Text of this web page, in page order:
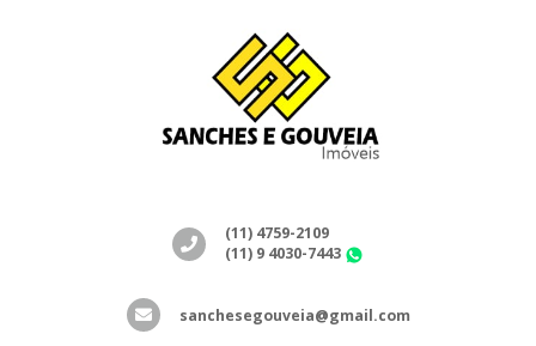
(11) 4759-2109
(11) 9 4030-7443
sanchesegouveia@gmail.com